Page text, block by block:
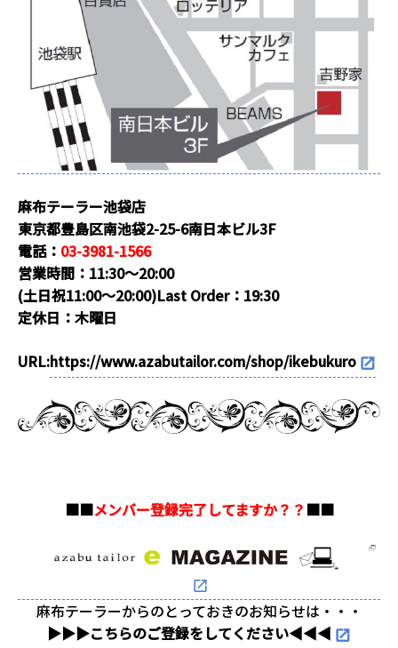
麻布テーラー池袋店
東京都豊島区南池袋2-25-6南日本ビル3F
電話： 03-3981-1566
営業時間：11:30～20:00
(土日祝11:00～20:00)Last Order：19:30
定休日：木曜日
URL:https://www.azabutailor.com/shop/ikebukuro
■■メンバー登録完了してますか？？ ■■
麻布テーラーからのとっておきのお知らせは・・・
▶▶▶こちらのご登録をしてください◀◀◀